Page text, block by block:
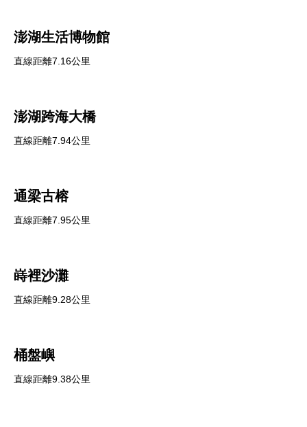
澎湖生活博物館
直線距離7.16公里
澎湖跨海大橋
直線距離7.94公里
通梁古榕
直線距離7.95公里
嵵裡沙灘
直線距離9.28公里
桶盤嶼
直線距離9.38公里